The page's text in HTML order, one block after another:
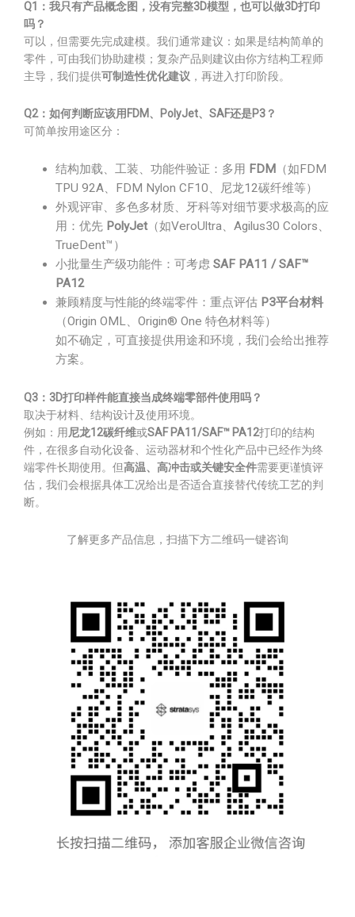
Q1：我只有产品概念图，没有完整3D模型，也可以做3D打印
吗？
可以，但需要先完成建模。我们通常建议：如果是结构简单的
零件，可由我们协助建模；复杂产品则建议由你方结构工程师
主导，我们提供可制造性优化建议 ，再进入打印阶段。
Q2：如何判断应该用FDM、PolyJet、SAF还是P3？
可简单按用途区分：
结构加载、工装、功能件验证：多用 FDM
（如FDM
TPU 92A、FDM Nylon CF10、尼龙12碳纤维等）
外观评审、多色多材质、牙科等对细节要求极高的应
用：优先 PolyJet（如VeroUltra、Agilus30 Colors、
TrueDent™）
小批量生产级功能件：可考虑 SAF PA11 / SAF™
PA12
兼顾精度与性能的终端零件：重点评估 P3平台材料
（Origin OML、Origin® One 特色材料等）
如不确定，可直接提供用途和环境，我们会给出推荐
方案。
Q3：3D打印样件能直接当成终端零部件使用吗？
取决于材料、结构设计及使用环境。
例如：用 尼龙12碳纤维或SAF PA11/SAF™ PA12打印的结构
件，在很多自动化设备、运动器材和个性化产品中已经作为终
端零件长期使用。但高温、高冲击或关键安全件需要更谨慎评
估，我们会根据具体工况给出是否适合直接替代传统工艺的判
断。
了解更多产品信息，扫描下方二维码一键咨询